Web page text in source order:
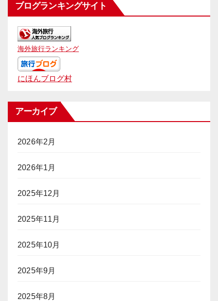
ブログランキングサイト
海外旅行ランキング
にほんブログ村
アーカイブ
2026年2月
2026年1月
2025年12月
2025年11月
2025年10月
2025年9月
2025年8月